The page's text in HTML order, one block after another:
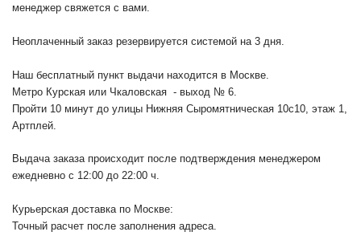
менеджер свяжется с вами.
Неоплаченный заказ резервируется системой на 3 дня.
Наш бесплатный пункт выдачи находится в Москве.
Метро Курская или Чкаловская - выход № 6.
Пройти 10 минут до улицы Нижняя Сыромятническая 10с10, этаж 1,
Артплей.
Выдача заказа происходит после подтверждения менеджером
ежедневно с 12:00 до 22:00 ч.
Курьерская доставка по Москве:
Точный расчет после заполнения адреса.